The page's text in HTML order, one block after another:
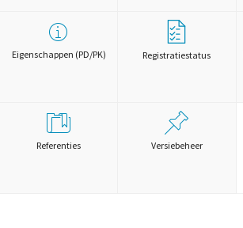
Eigenschappen (PD/PK) Registratiestatus
Referenties Versiebeheer